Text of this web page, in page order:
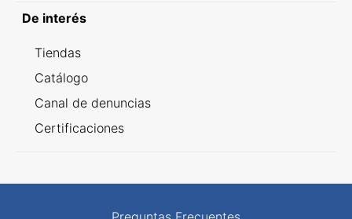
De interés
Tiendas
Catálogo
Canal de denuncias
Certificaciones